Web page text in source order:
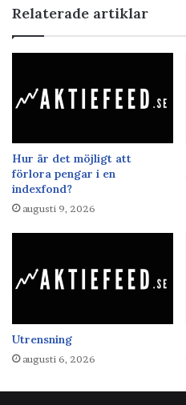
Relaterade artiklar
Hur är det möjligt att
förlora pengar i en
indexfond?
augusti 9, 2026
Utrensning
augusti 6, 2026